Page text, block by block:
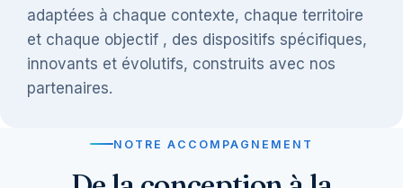
adaptées à chaque contexte, chaque territoire
et chaque objectif , des dispositifs spécifiques,
innovants et évolutifs, construits avec nos
partenaires.
NOTRE ACCOMPAGNEMENT